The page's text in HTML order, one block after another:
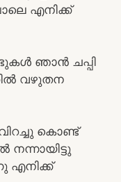
എനിക്ക്
ഞാൻ ചപ്പി
വഴുതന
കൊണ്ട്
എനിക്ക്